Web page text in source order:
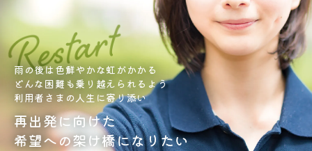
雨の後は色鮮やかな虹がかかる
どんな困難も乗り越えられるよう
利用者さまの人生に寄り添い
再出発に向けた
希望への架け橋になりたい